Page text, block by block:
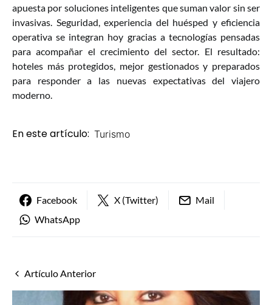
apuesta por soluciones inteligentes que suman valor sin ser
invasivas. Seguridad, experiencia del huésped y eficiencia
operativa se integran hoy gracias a tecnologías pensadas
para acompañar el crecimiento del sector. El resultado:
hoteles más protegidos, mejor gestionados y preparados
para responder a las nuevas expectativas del viajero
moderno.
En este artículo: Turismo
Facebook X (Twitter)
Mail
WhatsApp
Artículo Anterior